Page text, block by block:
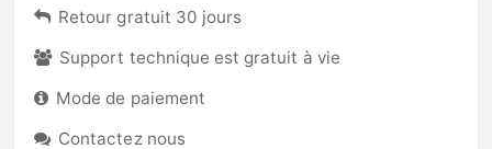
Retour gratuit 30 jours
Support technique est gratuit à vie
Mode de paiement
Contactez nous